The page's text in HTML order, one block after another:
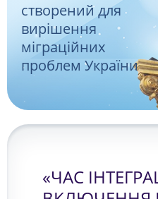
створений для
вирішення
міграційних
проблем України
«ЧАС